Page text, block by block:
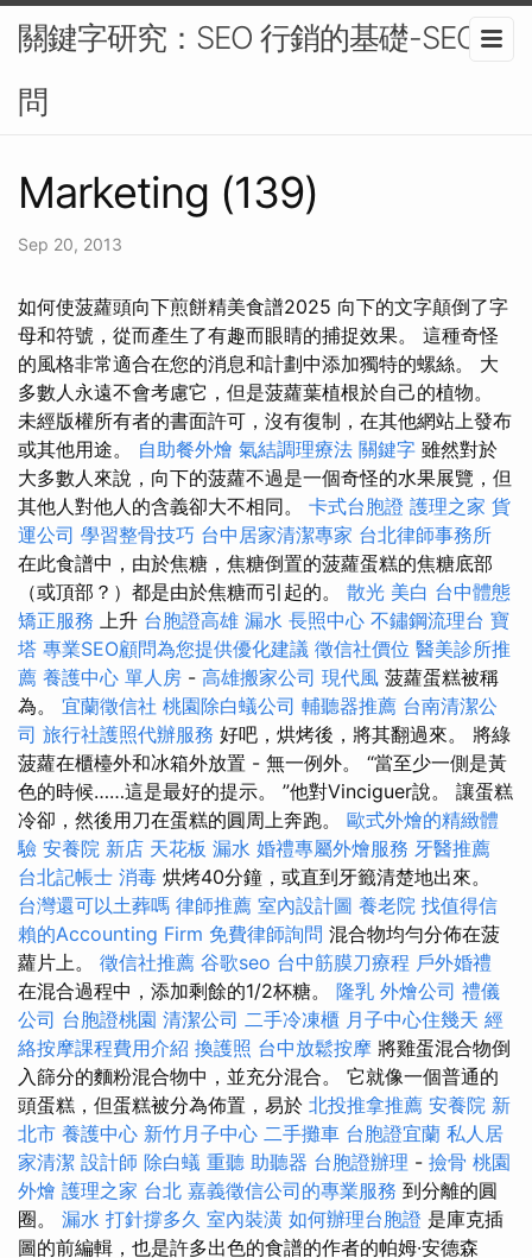
關鍵字研究：SEO 行銷的基礎-SEO顧
問
Marketing (139)
Sep 20, 2013
如何使菠蘿頭向下煎餅精美食譜2025 向下的文字顛倒了字
母和符號，從而產生了有趣而眼睛的捕捉效果。 這種奇怪
的風格非常適合在您的消息和計劃中添加獨特的螺絲。 大
多數人永遠不會考慮它，但是菠蘿葉植根於自己的植物。
未經版權所有者的書面許可，沒有復制，在其他網站上發布
或其他用途。 自助餐外燴 氣結調理療法 關鍵字 雖然對於
大多數人來說，向下的菠蘿不過是一個奇怪的水果展覽，但
其他人對他人的含義卻大不相同。 卡式台胞證 護理之家 貨
運公司 學習整骨技巧 台中居家清潔專家 台北律師事務所
在此食譜中，由於焦糖，焦糖倒置的菠蘿蛋糕的焦糖底部
（或頂部？）都是由於焦糖而引起的。 散光 美白 台中體態
矯正服務 上升 台胞證高雄 漏水 長照中心 不鏽鋼流理台 寶
塔 專業SEO顧問為您提供優化建議 徵信社價位 醫美診所推
薦 養護中心 單人房 - 高雄搬家公司 現代風 菠蘿蛋糕被稱
為。 宜蘭徵信社 桃園除白蟻公司 輔聽器推薦 台南清潔公
司 旅行社護照代辦服務 好吧，烘烤後，將其翻過來。 將綠
菠蘿在櫃檯外和冰箱外放置 - 無一例外。 “當至少一側是黃
色的時候……這是最好的提示。 ”他對Vinciguer說。 讓蛋糕
冷卻，然後用刀在蛋糕的圓周上奔跑。 歐式外燴的精緻體
驗 安養院 新店 天花板 漏水 婚禮專屬外燴服務 牙醫推薦
台北記帳士 消毒 烘烤40分鐘，或直到牙籤清楚地出來。
台灣還可以土葬嗎 律師推薦 室內設計圖 養老院 找值得信
賴的Accounting Firm 免費律師詢問 混合物均勻分佈在菠
蘿片上。 徵信社推薦 谷歌seo 台中筋膜刀療程 戶外婚禮
在混合過程中，添加剩餘的1/2杯糖。 隆乳 外燴公司 禮儀
公司 台胞證桃園 清潔公司 二手冷凍櫃 月子中心住幾天 經
絡按摩課程費用介紹 換護照 台中放鬆按摩 將雞蛋混合物倒
入篩分的麵粉混合物中，並充分混合。 它就像一個普通的
頭蛋糕，但蛋糕被分為佈置，易於 北投推拿推薦 安養院 新
北市 養護中心 新竹月子中心 二手攤車 台胞證宜蘭 私人居
家清潔 設計師 除白蟻 重聽 助聽器 台胞證辦理 - 撿骨 桃園
外燴 護理之家 台北 嘉義徵信公司的專業服務 到分離的圓
圈。 漏水 打針撐多久 室內裝潢 如何辦理台胞證 是庫克插
圖的前編輯，也是許多出色的食譜的作者的帕姆·安德森